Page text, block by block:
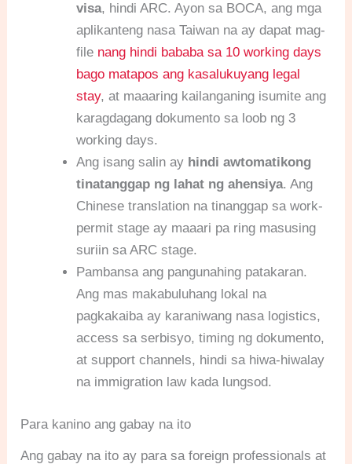
visa, hindi ARC. Ayon sa BOCA, ang mga
aplikanteng nasa Taiwan na ay dapat mag-
file nang hindi bababa sa 10 working days
bago matapos ang kasalukuyang legal
stay, at maaaring kailanganing isumite ang
karagdagang dokumento sa loob ng 3
working days.
Ang isang salin ay hindi awtomatikong
tinatanggap ng lahat ng ahensiya. Ang
Chinese translation na tinanggap sa work-
permit stage ay maaari pa ring masusing
suriin sa ARC stage.
Pambansa ang pangunahing patakaran.
Ang mas makabuluhang lokal na
pagkakaiba ay karaniwang nasa logistics,
access sa serbisyo, timing ng dokumento,
at support channels, hindi sa hiwa-hiwalay
na immigration law kada lungsod.
Para kanino ang gabay na ito
Ang gabay na ito ay para sa foreign professionals at